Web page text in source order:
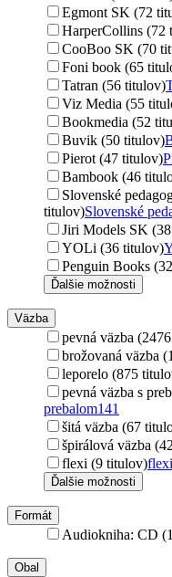
Egmont SK (72
HarperCollins (72
CooBoo SK (70
Foni book (65
Tatran (56 titulov)
Viz Media (55
Bookmedia (52
Buvik (50 titulov)
Pierot (47 titulov)
Bambook (46
Slovenské
titulov)Slovenské
Jiri Models SK
YOLi (36 titulov)
Penguin Books
Ďalšie možnosti
Väzba
pevná väzba
brožovaná väzba
leporelo (875
pevná väzba s
prebalom141
šitá väzba (67
špirálová väzba
flexi (9 titulov)flexi
Ďalšie možnosti
Formát
Audiokniha: CD
Obal